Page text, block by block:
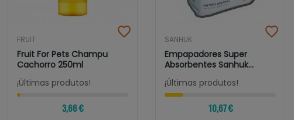
FRUIT
Fruit For Pets Champu
Cachorro 250ml
¡Últimas produtos!
3,66 €
SANHUK
Empapadores Super
Absorbentes Sanhuk
60x60cm. 30...
¡Últimas produtos!
10,67 €